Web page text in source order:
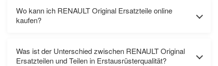
Wo kann ich RENAULT Original Ersatzteile online
kaufen?
Was ist der Unterschied zwischen RENAULT Original
Ersatzteilen und Teilen in Erstausrüsterqualität?